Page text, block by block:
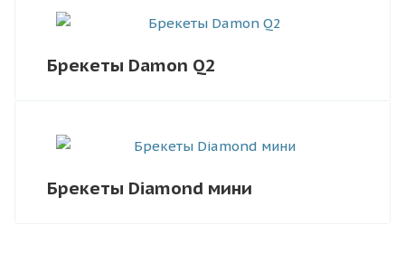
Брекеты Damon Q2
Брекеты Diamond мини